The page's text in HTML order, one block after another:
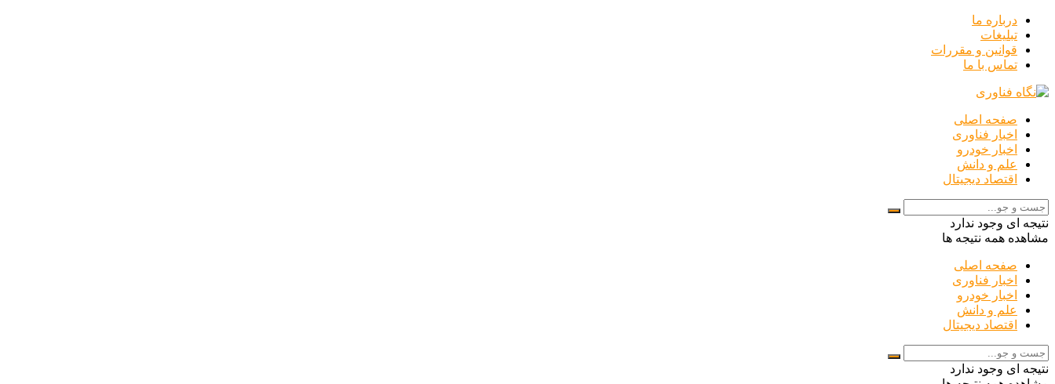
درباره ما
تبلیغات
قوانین و مقررات
تماس با ما
صفحه اصلی
اخبار فناوری
اخبار خودرو
علم و دانش
اقتصاد دیجیتال
نتیجه ای وجود ندارد
مشاهده همه نتیجه ها
صفحه اصلی
اخبار فناوری
اخبار خودرو
علم و دانش
اقتصاد دیجیتال
نتیجه ای وجود ندارد